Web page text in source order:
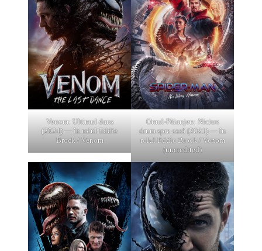
Venom: Ultimul dans
(2024) — în rolul Eddie
Brock / Venom
Omul-Păianjen: Niciun
drum spre casă (2021) — în
rolul Eddie Brock / Venom
(uncredited)